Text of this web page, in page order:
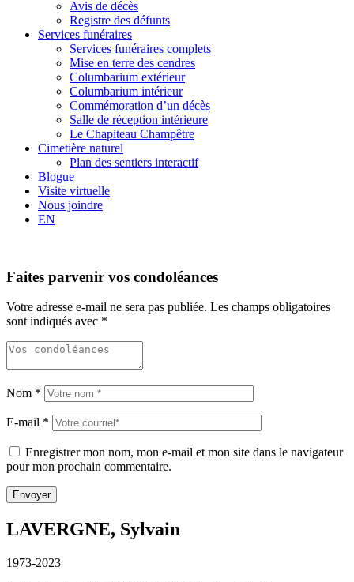
Avis de décès
Registre des défunts
Services funéraires
Services funéraires complets
Mise en terre des cendres
Columbarium extérieur
Columbarium intérieur
Commémoration d’un décès
Salle de réception intérieure
Le Chapiteau Champêtre
Cimetière naturel
Plan des sentiers interactif
Blogue
Visite virtuelle
Nous joindre
EN
Faites parvenir vos condoléances
Votre adresse e-mail ne sera pas publiée. Les champs obligatoires
sont indiqués avec *
Nom *
E-mail *
Enregistrer mon nom, mon e-mail et mon site dans le navigateur
pour mon prochain commentaire.
LAVERGNE, Sylvain
1973-2023